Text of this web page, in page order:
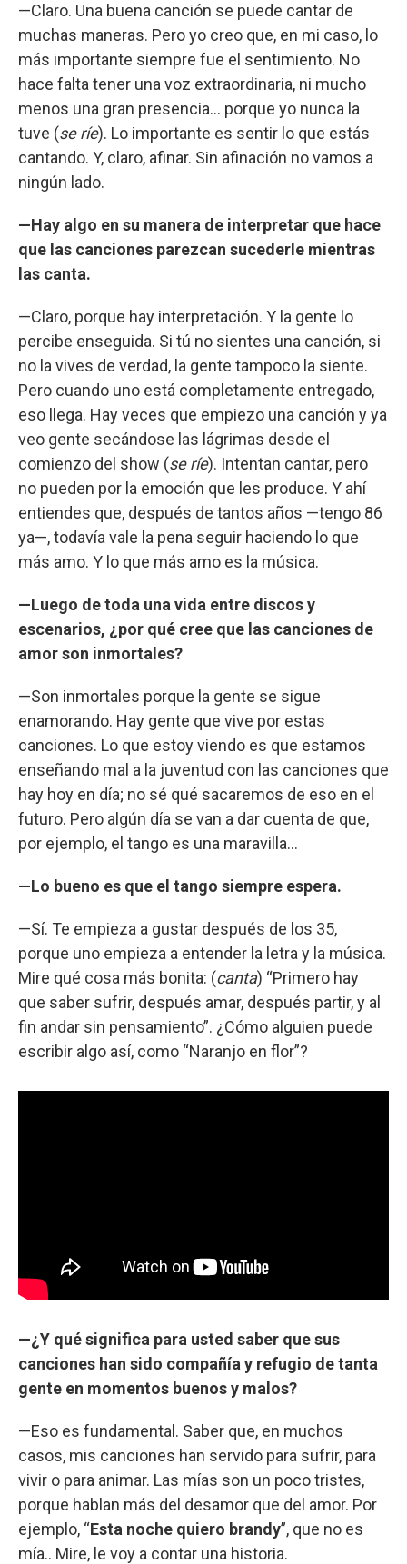
—Claro. Una buena canción se puede cantar de
muchas maneras. Pero yo creo que, en mi caso, lo
más importante siempre fue el sentimiento. No
hace falta tener una voz extraordinaria, ni mucho
menos una gran presencia... porque yo nunca la
tuve (se ríe). Lo importante es sentir lo que estás
cantando. Y, claro, afinar. Sin afinación no vamos a
ningún lado.
—Hay algo en su manera de interpretar que hace
que las canciones parezcan sucederle mientras
las canta.
—Claro, porque hay interpretación. Y la gente lo
percibe enseguida. Si tú no sientes una canción, si
no la vives de verdad, la gente tampoco la siente.
Pero cuando uno está completamente entregado,
eso llega. Hay veces que empiezo una canción y ya
veo gente secándose las lágrimas desde el
comienzo del show (se ríe). Intentan cantar, pero
no pueden por la emoción que les produce. Y ahí
entiendes que, después de tantos años —tengo 86
ya—, todavía vale la pena seguir haciendo lo que
más amo. Y lo que más amo es la música.
—Luego de toda una vida entre discos y
escenarios, ¿por qué cree que las canciones de
amor son inmortales?
—Son inmortales porque la gente se sigue
enamorando. Hay gente que vive por estas
canciones. Lo que estoy viendo es que estamos
enseñando mal a la juventud con las canciones que
hay hoy en día; no sé qué sacaremos de eso en el
futuro. Pero algún día se van a dar cuenta de que,
por ejemplo, el tango es una maravilla...
—Lo bueno es que el tango siempre espera.
—Sí. Te empieza a gustar después de los 35,
porque uno empieza a entender la letra y la música.
Mire qué cosa más bonita: (canta) “Primero hay
que saber sufrir, después amar, después partir, y al
fin andar sin pensamiento”. ¿Cómo alguien puede
escribir algo así, como “Naranjo en flor”?
—¿Y qué significa para usted saber que sus
canciones han sido compañía y refugio de tanta
gente en momentos buenos y malos?
—Eso es fundamental. Saber que, en muchos
casos, mis canciones han servido para sufrir, para
vivir o para animar. Las mías son un poco tristes,
porque hablan más del desamor que del amor. Por
ejemplo, “Esta noche quiero brandy”, que no es
mía.. Mire, le voy a contar una historia.